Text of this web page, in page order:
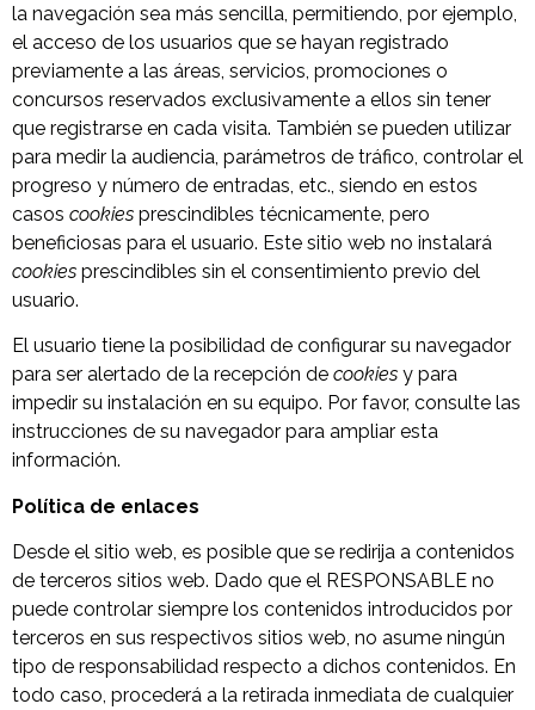
la navegación sea más sencilla, permitiendo, por ejemplo,
el acceso de los usuarios que se hayan registrado
previamente a las áreas, servicios, promociones o
concursos reservados exclusivamente a ellos sin tener
que registrarse en cada visita. También se pueden utilizar
para medir la audiencia, parámetros de tráfico, controlar el
progreso y número de entradas, etc., siendo en estos
casos cookies prescindibles técnicamente, pero
beneficiosas para el usuario. Este sitio web no instalará
cookies prescindibles sin el consentimiento previo del
usuario.
El usuario tiene la posibilidad de configurar su navegador
para ser alertado de la recepción de cookies y para
impedir su instalación en su equipo. Por favor, consulte las
instrucciones de su navegador para ampliar esta
información.
Política de enlaces
Desde el sitio web, es posible que se redirija a contenidos
de terceros sitios web. Dado que el RESPONSABLE no
puede controlar siempre los contenidos introducidos por
terceros en sus respectivos sitios web, no asume ningún
tipo de responsabilidad respecto a dichos contenidos. En
todo caso, procederá a la retirada inmediata de cualquier